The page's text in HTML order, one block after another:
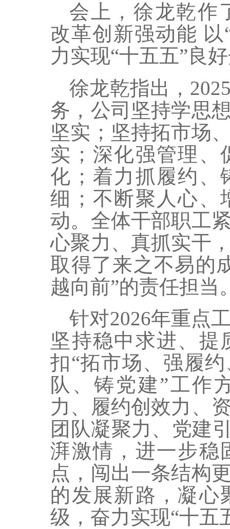
会上，徐龙乾作
改革创新强动能
力实现“十五五”良
徐龙乾指出，
务，公司坚持学思
坚实；坚持拓市场
实；深化强管理、
化；着力抓履约、
细；不断聚人心、
动。全体干部职工
心聚力、真抓实干
取得了来之不易的
越向前”的责任担当
针对2026年重点
坚持稳中求进、提
扣“拓市场、强履
队、铸党建”工作
力、履约创效力、
团队凝聚力、党建
湃激情，进一步稳
点，闯出一条结构
的发展新路，凝心
级，奋力实现“十五